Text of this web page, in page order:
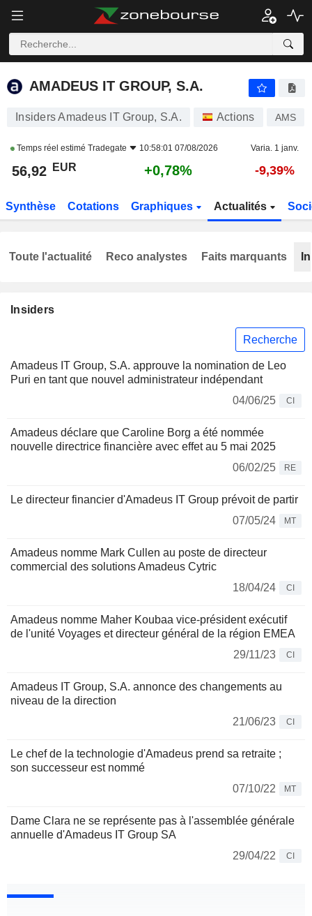
AMADEUS IT GROUP, S.A.
AMADEUS IT GROUP, S.A.
Insiders Amadeus IT Group, S.A. Actions AMS
Temps réel estimé Tradegate 10:58:01 07/08/2026 Varia. 1 janv.
56,92 EUR +0,78% -9,39%
Synthèse Cotations Graphiques Actualités
Insiders
Recherche
Amadeus IT Group, S.A. approuve la nomination de Leo
Puri en tant que nouvel administrateur indépendant
04/06/25
CI
Amadeus déclare que Caroline Borg a été nommée
nouvelle directrice financière avec effet au 5 mai 2025
06/02/25
RE
Le directeur financier d'Amadeus IT Group prévoit de partir
07/05/24
MT
Amadeus nomme Mark Cullen au poste de directeur
commercial des solutions Amadeus Cytric
18/04/24
CI
Amadeus nomme Maher Koubaa vice-président exécutif
de l'unité Voyages et directeur général de la région EMEA
29/11/23
CI
Amadeus IT Group, S.A. annonce des changements au
niveau de la direction
21/06/23
CI
Le chef de la technologie d'Amadeus prend sa retraite ;
son successeur est nommé
07/10/22
MT
Dame Clara ne se représente pas à l'assemblée générale
annuelle d'Amadeus IT Group SA
29/04/22
CI
Toute l'actualité Reco analystes Faits marquants